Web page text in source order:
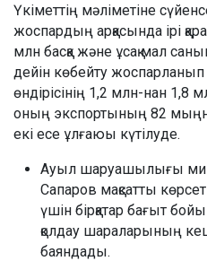
Үкіметтің мәліметіне
жоспардың арқасында ірі
млн басқа және ұсақ мал
дейін көбейту жоспарланып
өндірісінің 1,2 млн-нан 1,8
оның экспортының 82
екі есе ұлғаюы күтілуде.
Ауыл шаруашылығы
Сапаров мақсатты
үшін бірқатар бағыт
қолдау шараларының
баяндады.